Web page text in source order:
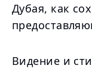
Дубая, как
Видение и